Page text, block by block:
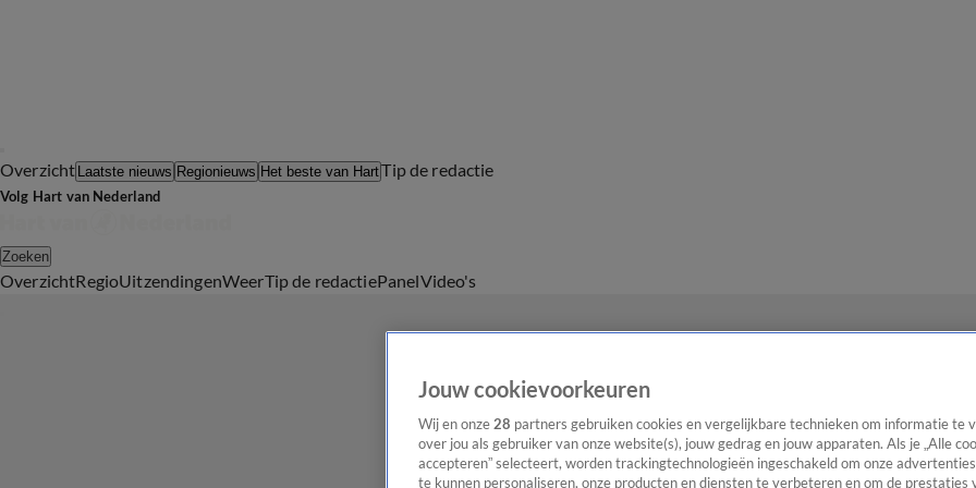
Overzicht Laatste nieuws Regionieuws Het beste van HartTip de redactie
Volg Hart van Nederland
Zoeken
OverzichtRegioUitzendingenWeerTip de redactiePanelVideo's
Jouw cookievoorkeuren
Wij en onze 28 partners gebruiken cookies en vergelijkbare technieken om informatie te
over jou als gebruiker van onze website(s), jouw gedrag en jouw apparaten. Als je „Alle
accepteren” selecteert, worden trackingtechnologieën ingeschakeld om onze
te kunnen personaliseren, onze producten en diensten te verbeteren en om de prestaties